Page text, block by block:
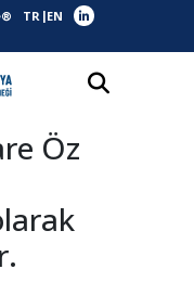
TR EN
Öz